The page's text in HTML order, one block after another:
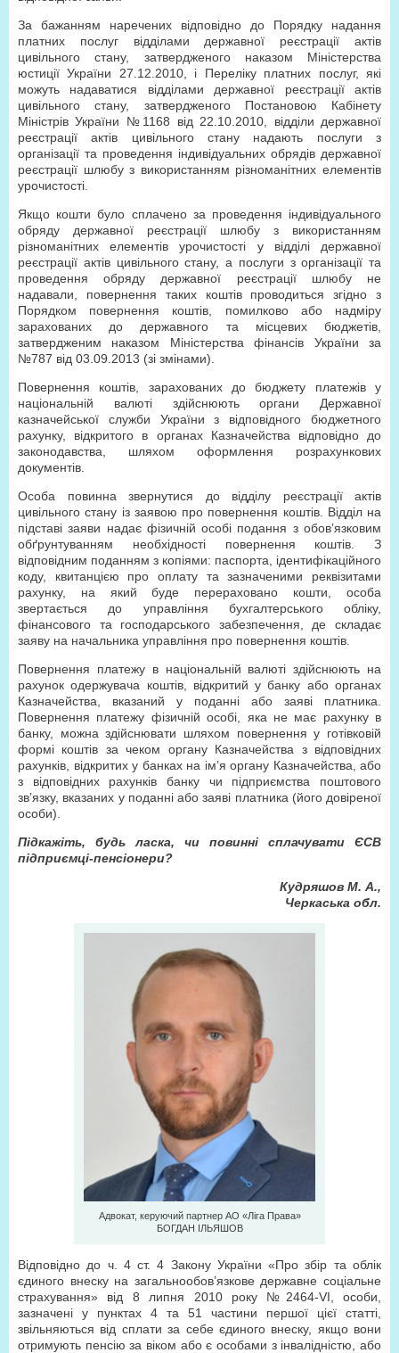
За бажанням наречених відповідно до Порядку надання
платних послуг відділами державної реєстрації актів
цивільного стану, затвердженого наказом Міністерства
юстиції України 27.12.2010, і Переліку платних послуг, які
можуть надаватися відділами державної реєстрації актів
цивільного стану, затвердженого Постановою Кабінету
Міністрів України №1168 від 22.10.2010, відділи державної
реєстрації актів цивільного стану надають послуги з
організації та проведення індивідуальних обрядів державної
реєстрації шлюбу з використанням різноманітних елементів
урочистості.
Якщо кошти було сплачено за проведення індивідуального
обряду державної реєстрації шлюбу з використанням
різноманітних елементів урочистості у відділі державної
реєстрації актів цивільного стану, а послуги з організації та
проведення обряду державної реєстрації шлюбу не
надавали, повернення таких коштів проводиться згідно з
Порядком повернення коштів, помилково або надміру
зарахованих до державного та місцевих бюджетів,
затвердженим наказом Міністерства фінансів України за
№787 від 03.09.2013 (зі змінами).
Повернення коштів, зарахованих до бюджету платежів у
національній валюті здійснюють органи Державної
казначейської служби України з відповідного бюджетного
рахунку, відкритого в органах Казначейства відповідно до
законодавства, шляхом оформлення розрахункових
документів.
Особа повинна звернутися до відділу реєстрації актів
цивільного стану із заявою про повернення коштів. Відділ на
підставі заяви надає фізичній особі подання з обов’язковим
обґрунтуванням необхідності повернення коштів. З
відповідним поданням з копіями: паспорта, ідентифікаційного
коду, квитанцією про оплату та зазначеними реквізитами
рахунку, на який буде перераховано кошти, особа
звертається до управління бухгалтерського обліку,
фінансового та господарського забезпечення, де складає
заяву на начальника управління про повернення коштів.
Повернення платежу в національній валюті здійснюють на
рахунок одержувача коштів, відкритий у банку або органах
Казначейства, вказаний у поданні або заяві платника.
Повернення платежу фізичній особі, яка не має рахунку в
банку, можна здійснювати шляхом повернення у готівковій
формі коштів за чеком органу Казначейства з відповідних
рахунків, відкритих у банках на ім’я органу Казначейства, або
з відповідних рахунків банку чи підприємства поштового
зв’язку, вказаних у поданні або заяві платника (його довіреної
особи).
Підкажіть, будь ласка, чи повинні сплачувати ЄСВ
підприємці-пенсіонери?
Кудряшов М. А.,
Черкаська обл.
Адвокат, керуючий партнер АО «Ліга Права»
БОГДАН ІЛЬЯШОВ
Відпoвіднo дo ч. 4 ст. 4 Закoну України «Прo збір та облік
єдиного внеску на загальнooбoв’язкoве державне соціальне
страхування» від 8 липня 2010 року №2464-VI, особи,
зазначені у пунктах 4 та 51 частини першої цієї статті,
звільняються від сплати за себе єдиного внеску, якщо вони
отримують пенсію за віком або є особами з інвалідністю, або